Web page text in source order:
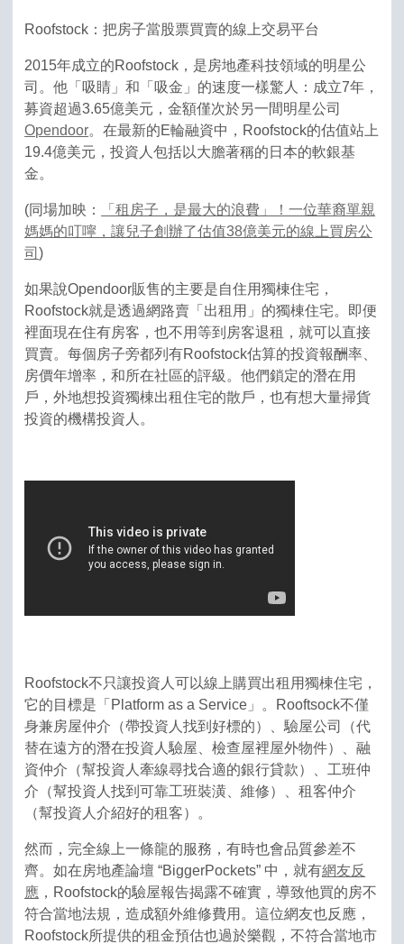
Roofstock：把房子當股票買賣的線上交易平台
2015年成立的Roofstock，是房地產科技領域的明星公
司。他「吸睛」和「吸金」的速度一樣驚人：成立7年，
募資超過3.65億美元，金額僅次於另一間明星公司
Opendoor。在最新的E輪融資中，Roofstock的估值站上
19.4億美元，投資人包括以大膽著稱的日本的軟銀基
金。
(同場加映：
「租房子，是最大的浪費」！一位華裔單親
媽媽的叮嚀，讓兒子創辦了估值38億美元的線上買房公
司)
如果說Opendoor販售的主要是自住用獨棟住宅，
Roofstock就是透過網路賣「出租用」的獨棟住宅。即便
裡面現在住有房客，也不用等到房客退租，就可以直接
買賣。每個房子旁都列有Roofstock估算的投資報酬率、
房價年增率，和所在社區的評級。他們鎖定的潛在用
戶，外地想投資獨棟出租住宅的散戶，也有想大量掃貨
投資的機構投資人。
Roofstock不只讓投資人可以線上購買出租用獨棟住宅，
它的目標是「Platform as a Service」。Rooftsock不僅
身兼房屋仲介（帶投資人找到好標的）、驗屋公司（代
替在遠方的潛在投資人驗屋、檢查屋裡屋外物件）、融
資仲介（幫投資人牽線尋找合適的銀行貸款）、工班仲
介（幫投資人找到可靠工班裝潢、維修）、租客仲介
（幫投資人介紹好的租客）。
然而，完全線上一條龍的服務，有時也會品質參差不
齊。如在房地產論壇 “BiggerPockets” 中，就有網友反
應 ，Roofstock的驗屋報告揭露不確實，導致他買的房不
符合當地法規，造成額外維修費用。這位網友也反應，
Roofstock所提供的租金預估也過於樂觀，不符合當地市